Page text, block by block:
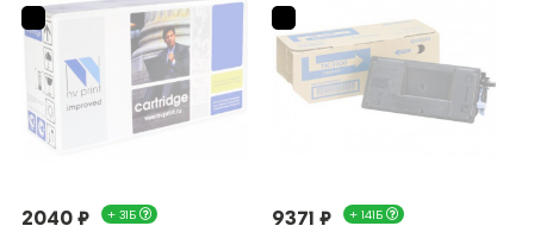
2040 ₽ + 31Б 9371 ₽ + 141Б